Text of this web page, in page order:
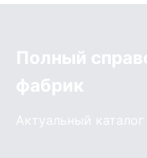
Полный
фабрик
Актуальный